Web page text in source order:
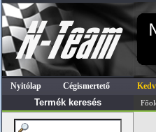
Nyitólap Cégismertető
Termék keresés